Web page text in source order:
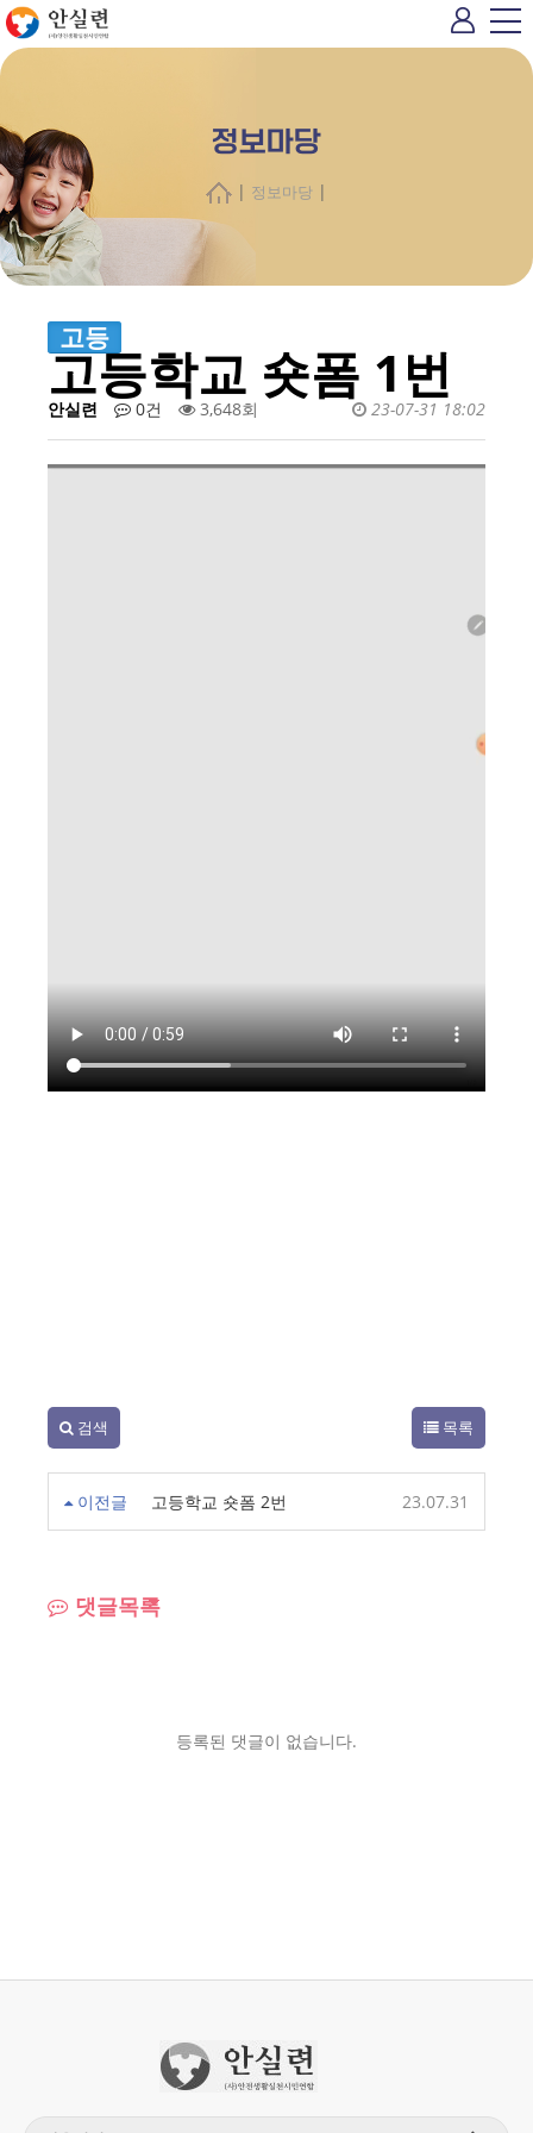
정보마당
| 정보마당 |
고등
고등학교 숏폼 1번
안실련 0건 3,648회 23-07-31 18:02
검색 목록
이전글 고등학교 숏폼 2번 23.07.31
댓글목록
등록된 댓글이 없습니다.